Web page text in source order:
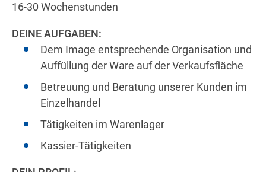
16-30 Wochenstunden
DEINE AUFGABEN:
Dem Image entsprechende Organisation und
Auffüllung der Ware auf der Verkaufsfläche
Betreuung und Beratung unserer Kunden im
Einzelhandel
Tätigkeiten im Warenlager
Kassier-Tätigkeiten